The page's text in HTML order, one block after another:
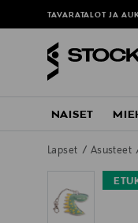
TAVARATALOT JA
NAISET
Lapset Asusteet